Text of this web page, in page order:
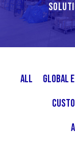
All Global